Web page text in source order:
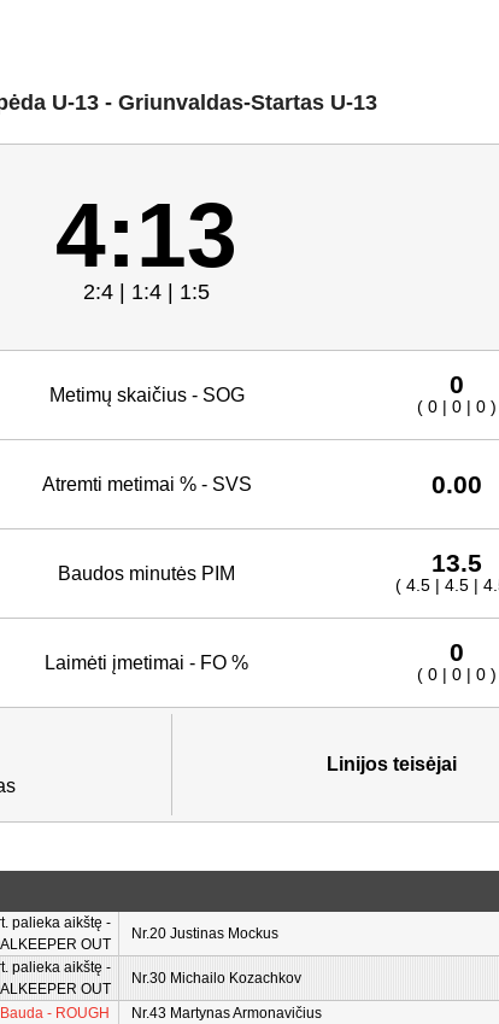
U-13 - Griunvaldas-Startas U-13
4:13
2:4 | 1:4 | 1:5
Metimų skaičius - SOG 0
( 0 | 0 | 0 )
Atremti metimai % - SVS 0.00
Baudos minutės PIM 13.5
( 4.5 | 4.5 |
Laimėti įmetimai - FO % 0
( 0 | 0 | 0 )
Linijos teisėjai
palieka aikštę -
OUT
Nr.20 Justinas Mockus
palieka aikštę -
OUT
Nr.30 Michailo Kozachkov
Bauda - ROUGH Nr.43 Martynas Armonavičius